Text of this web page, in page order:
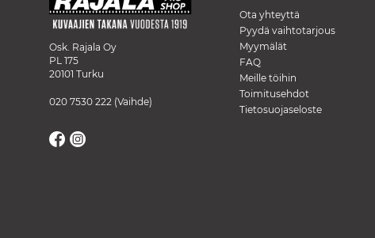
Osk. Rajala Oy
PL 175
20101 Turku
020 7530 222 (Vaihde)
Ota yhteyttä
Pyydä vaihtotarjous
Myymälät
FAQ
Meille töihin
Toimitusehdot
Tietosuojaseloste